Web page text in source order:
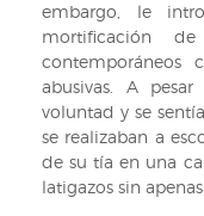
embargo, le
mortificación
contemporáneos
abusivas. A
voluntad y se
se realizaban a
de su tía en una
latigazos sin